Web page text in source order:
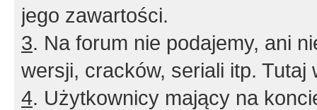
jego zawartości.
3. Na forum nie podajemy, ani
wersji, cracków, seriali itp. Tutaj
4. Użytkownicy mający na